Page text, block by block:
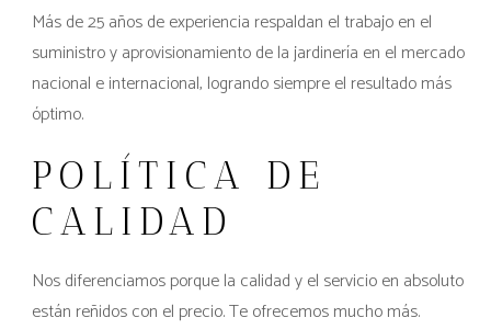
Más de 25 años de experiencia respaldan el trabajo en el
suministro y aprovisionamiento de la jardinería en el mercado
nacional e internacional, logrando siempre el resultado más
óptimo.
POLÍTICA DE
CALIDAD
Nos diferenciamos porque la calidad y el servicio en absoluto
están reñidos con el precio. Te ofrecemos mucho más.